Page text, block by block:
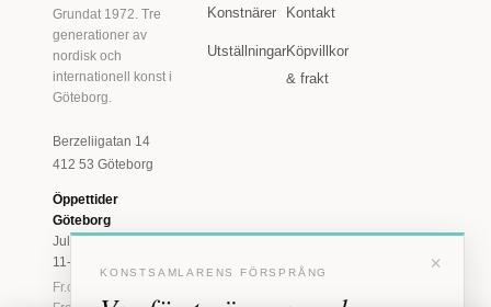
Grundat 1972. Tre
generationer av
nordisk och
internationell konst i
Göteborg.
Berzeliigatan 14
412 53 Göteborg
Öppettider
Göteborg
Juli: Tis 11-18 · Lör
11-16
Fr.o.m. augusti: Tis-
Konstnärer
Utställningar
Kontakt
Köpvillkor
& frakt
×
KONSTSAMLARENS FÖRSPRÅNG